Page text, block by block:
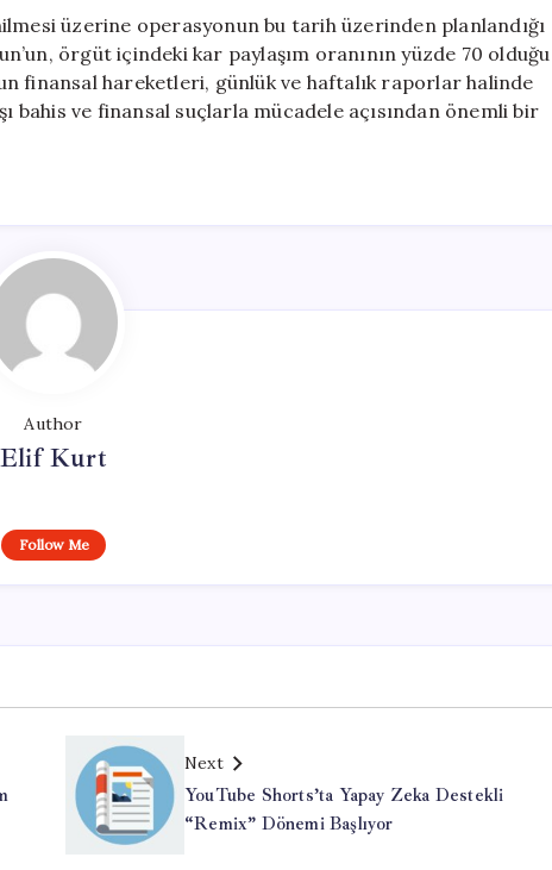
üzerine operasyonun bu tarih üzerinden planlandığı
örgüt içindeki kar paylaşım oranının yüzde 70 olduğu
finansal hareketleri, günlük ve haftalık raporlar halinde
bahis ve finansal suçlarla mücadele açısından önemli bir
Author
Elif Kurt
Follow Me
Next
YouTube Shorts’ta Yapay Zeka Destekli
“Remix” Dönemi Başlıyor